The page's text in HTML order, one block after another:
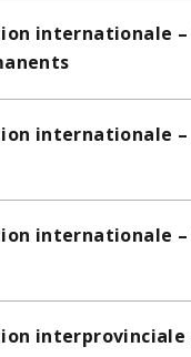
internationale –
internationale –
internationale –
interprovinciale